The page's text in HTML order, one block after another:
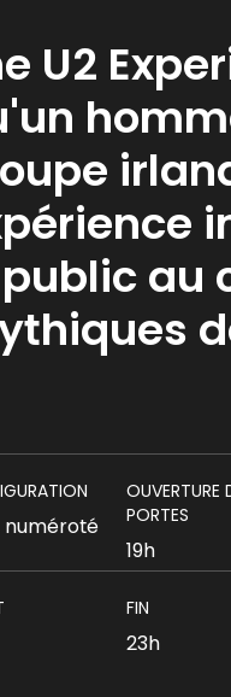
U2
au
numéroté
OUVERTURE
PORTES
19h
FIN
23h